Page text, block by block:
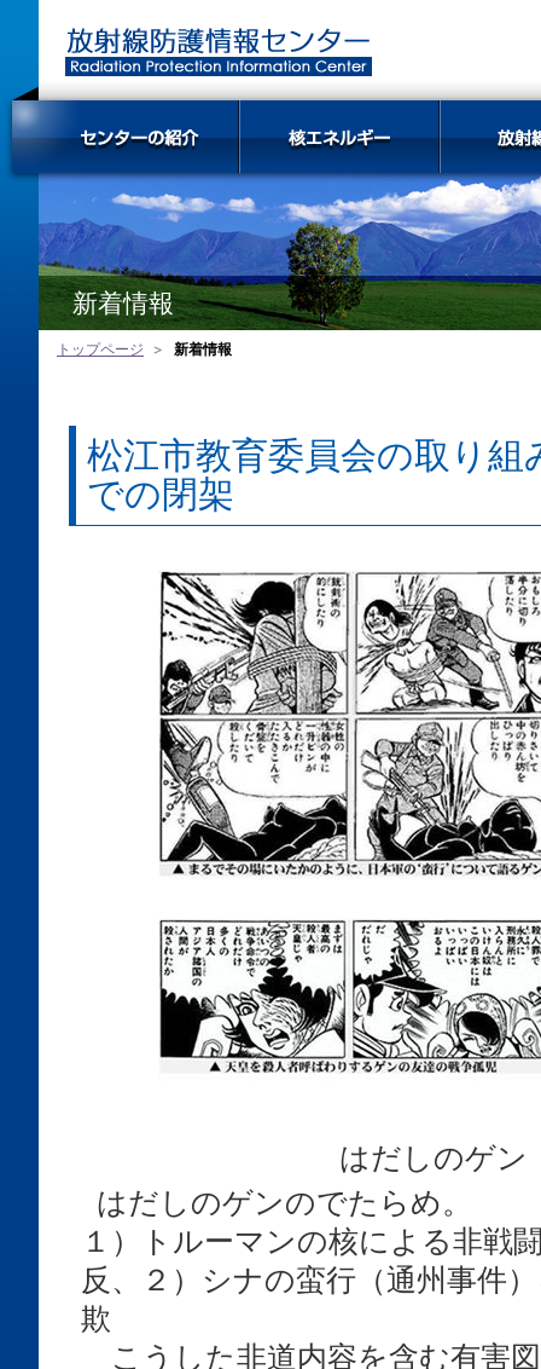
新着情報
トップページ 新着情報
松江市教育委員会の取り
での閉架
はだしのゲ
はだしのゲンのでたらめ。
１）トルーマンの核による非戦
反、２）シナの蛮行（通州事件
欺
こうした非道内容を含む有害